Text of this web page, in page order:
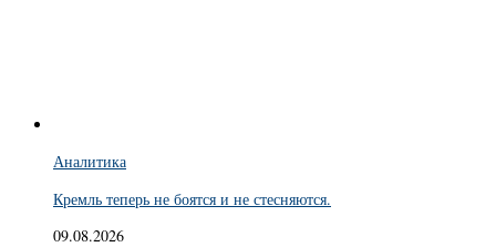
Аналитика
Кремль теперь не боятся и не стесняются.
09.08.2026